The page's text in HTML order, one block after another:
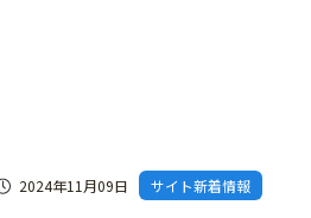
2024年11月09日 サイト新着情報